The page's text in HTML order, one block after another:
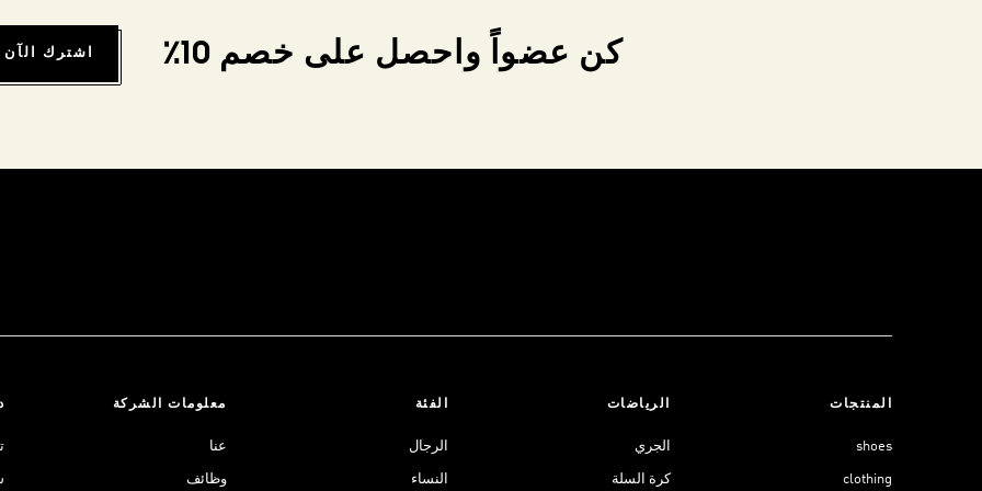
كن عضواً واحصل على خصم 10٪ اشترك الآن
المنتجات
shoes
clothing
الرياضات
الجري
كرة السلة
الفئة
الرجال
النساء
معلومات الشركة
عنا
وظائف